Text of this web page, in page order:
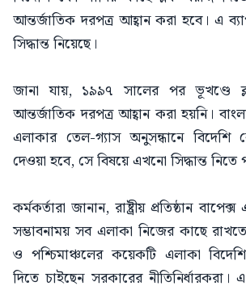
আন্তর্জাতিক দরপত্র আহ্বান করা হবে। এ
সিদ্ধান্ত নিয়েছে।
জানা যায়, ১৯৯৭ সালের পর ভূখণ্ডে
আন্তর্জাতিক দরপত্র আহ্বান করা হয়নি।
এলাকার তেল-গ্যাস অনুসন্ধানে বিদেশি
দেওয়া হবে, সে বিষয়ে এখনো সিদ্ধান্ত নিতে
কর্মকর্তারা জানান, রাষ্ট্রীয় প্রতিষ্ঠান
সম্ভাবনাময় সব এলাকা নিজের কাছে
ও পশ্চিমাঞ্চলের কয়েকটি এলাকা
দিতে চাইছেন সরকারের নীতিনির্ধারকরা।